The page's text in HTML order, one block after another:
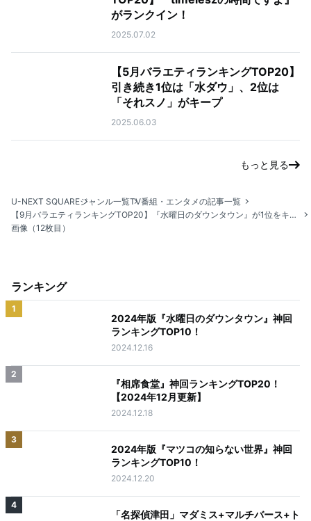
がランクイン！
2025.07.02
【5月バラエティランキングTOP20】
引き続き1位は「水ダウ」、2位は
「それスノ」がキープ
2025.06.03
もっと見る
U-NEXT SQUAREジャンル一覧TV番組・エンタメの記事一覧
【9月バラエティランキングTOP20】『水曜日のダウンタウン』が1位をキープ！2位は『マツコの知らない世界』
画像（12枚目）
ランキング
1
2024年版『水曜日のダウンタウン』神回
ランキングTOP10！
2024.12.16
2
『相席食堂』神回ランキングTOP20！
【2024年12月更新】
2024.12.18
3
2024年版『マツコの知らない世界』神回
ランキングTOP10！
2024.12.20
4
「名探偵津田」マダミス+マルチバース+ト